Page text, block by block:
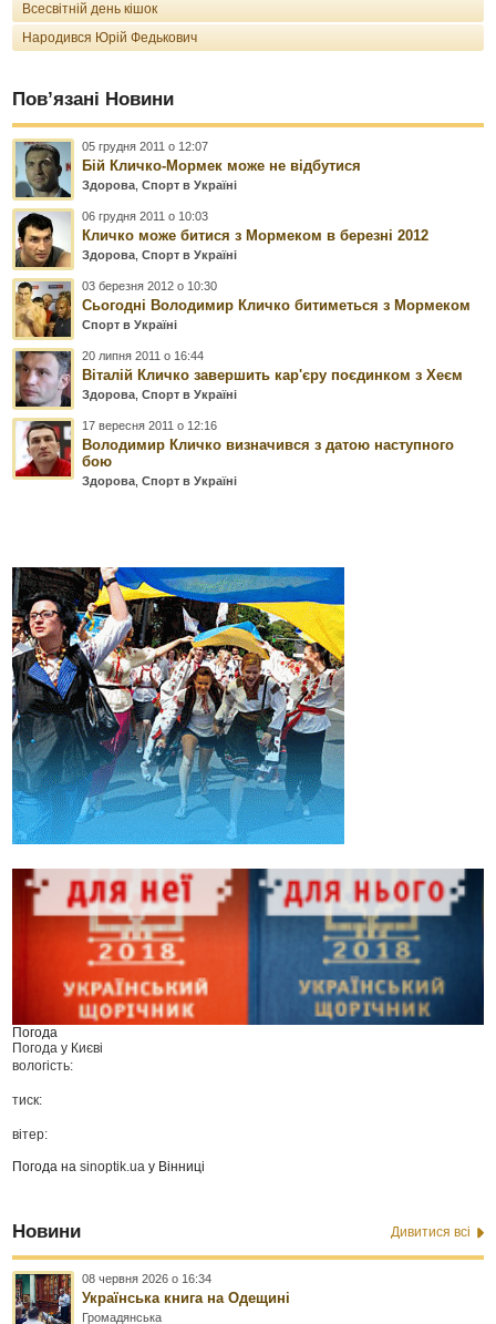
Всесвітній день кішок
Народився Юрій Федькович
Пов’язані Новини
05 грудня 2011 о 12:07
Бій Кличко-Мормек може не відбутися
Здорова ,Спорт в Україні
06 грудня 2011 о 10:03
Кличко може битися з Мормеком в березні 2012
Здорова ,Спорт в Україні
03 березня 2012 о 10:30
Сьогодні Володимир Кличко битиметься з Мормеком
Спорт в Україні
20 липня 2011 о 16:44
Віталій Кличко завершить кар'єру поєдинком з Хеєм
Здорова ,Спорт в Україні
17 вересня 2011 о 12:16
Володимир Кличко визначився з датою наступного
бою
Здорова ,Спорт в Україні
Погода
Погода у Києві
вологість:
тиск:
вітер:
Погода наsinoptik.ua у Вінниці
Новини Дивитися всі
08 червня 2026 о 16:34
Українська книга на Одещині
Громадянська